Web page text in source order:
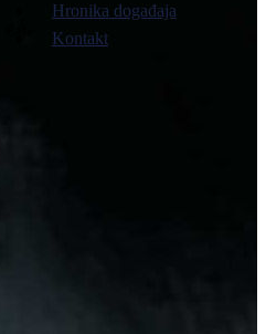
Hronika događaja
Kontakt